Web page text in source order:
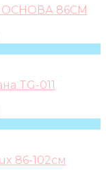
ОСНОВА 86СМ
TG-011
86-102см